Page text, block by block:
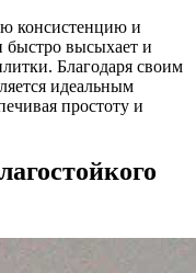
консистенцию и
быстро высыхает и
Благодаря своим
идеальным
простоту и